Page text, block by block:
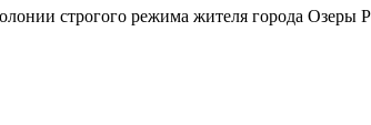
строгого режима жителя города